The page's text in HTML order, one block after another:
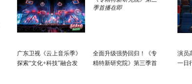
广东卫视《云上音乐季》
探索“文化+科技”融合发
全面升级强势回归！《专
精特新研究院》第三季首
演员
一日